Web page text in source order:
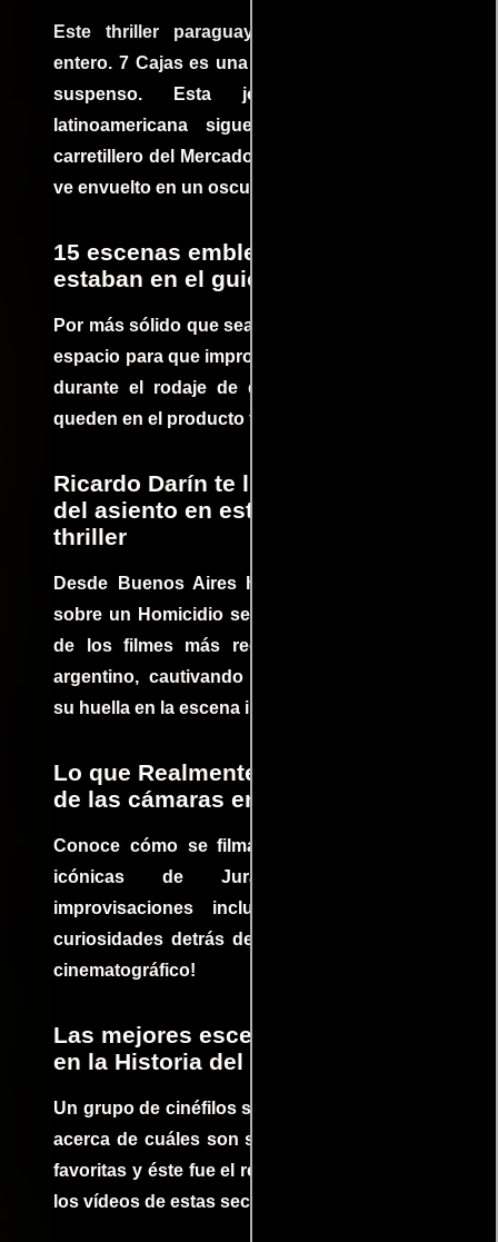
Este thriller paraguayo cautivó al mundo
entero. 7 Cajas es una explosión de acción y
suspenso. Esta joya cinematográfica
latinoamericana sigue la historia de un
carretillero del Mercado 4 de Asunción que se
ve envuelto en un oscuro mundo de crimen
15 escenas emblemáticas que no
estaban en el guion
Por más sólido que sea un guión siempre hay
espacio para que improvisaciones que se dan
durante el rodaje de determinadas escenas
queden en el producto final.
Ricardo Darín te llevará al borde
del asiento en este increíble
thriller
Desde Buenos Aires hasta el mundo, Tesis
sobre un Homicidio se ha convertido en uno
de los filmes más recomendados del cine
argentino, cautivando audiencias y dejando
su huella en la escena internacional.
Lo que Realmente Sucedió detrás
de las cámaras en Jurassic Park
Conoce cómo se filmaron algunas escenas
icónicas de Jurassic Park, con
improvisaciones incluidas. ¡Descubre las
curiosidades detrás del rodaje de un clásico
cinematográfico!
Las mejores escenas de acción
en la Historia del cine
Un grupo de cinéfilos se juntaron para debatir
acerca de cuáles son sus escenas de acción
favoritas y éste fue el resultado. No te pierdas
los vídeos de estas secuencias inolvidables.